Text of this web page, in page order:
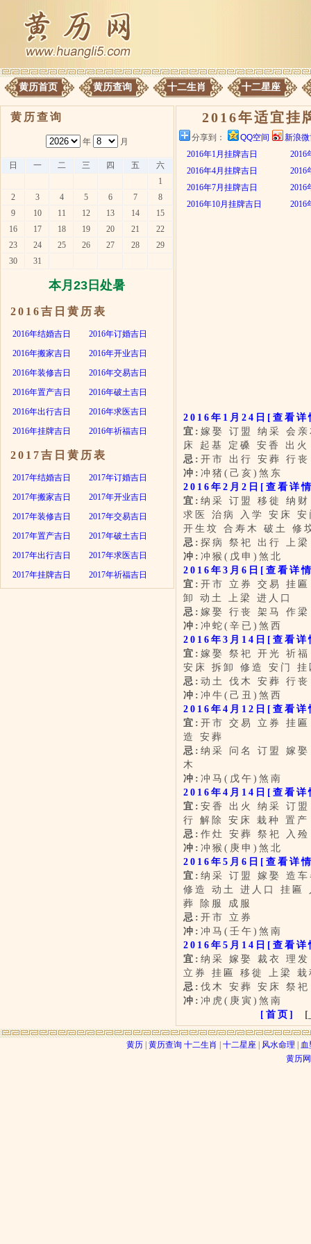
黄历首页 黄历查询 十二生肖 十二星座
黄历查询
年 月
日 一 二 三 四 五
六
1
2
3 4 5 6 7
8
9
10 11 12 13 14
15
16
17 18 19 20 21
22
23
24 25 26 27 28
29
30
31
本月23日处暑
2016吉日黄历表
2016年结婚吉日
2016年订婚吉日
2016年搬家吉日
2016年开业吉日
2016年装修吉日
2016年交易吉日
2016年置产吉日
2016年破土吉日
2016年出行吉日
2016年求医吉日
2016年挂牌吉日
2016年祈福吉日
2017吉日黄历表
2017年结婚吉日
2017年订婚吉日
2017年搬家吉日
2017年开业吉日
2017年装修吉日
2017年交易吉日
2017年置产吉日
2017年破土吉日
2017年出行吉日
2017年求医吉日
2017年挂牌吉日
2017年祈福吉日
2016年适宜挂
分享到： QQ空间
新浪
2016年1月挂牌吉日
2016
2016年4月挂牌吉日
2016
2016年7月挂牌吉日
2016
2016年10月挂牌吉日
2016
2016年1月24日 [查看
宜: 嫁娶 订盟 纳采 会
床 起基 定磉 安香 出
忌: 开市 出行 安葬 行丧
冲: 冲猪(己亥)煞东
2016年2月2日 [查看详
宜: 纳采 订盟 移徙 纳
求医 治病 入学 安床
开生坟 合寿木 破土 修
忌: 探病 祭祀 出行 上
冲: 冲猴(戊申)煞北
2016年3月6日 [查看详
宜: 开市 立券 交易 挂
卸 动土 上梁 进人口
忌: 嫁娶 行丧 架马 作
冲: 冲蛇(辛已)煞西
2016年3月14日 [查看
宜: 嫁娶 祭祀 开光 祈
安床 拆卸 修造 安门
忌: 动土 伐木 安葬 行丧
冲: 冲牛(己丑)煞西
2016年4月12日 [查看
宜: 开市 交易 立券 挂
造 安葬
忌: 纳采 问名 订盟 嫁
木
冲: 冲马(戊午)煞南
2016年4月14日 [查看
宜: 安香 出火 纳采 订
行 解除 安床 栽种 置
忌: 作灶 安葬 祭祀 入殓
冲: 冲猴(庚申)煞北
2016年5月6日 [查看详
宜: 纳采 订盟 嫁娶 造
修造 动土 进人口 挂匾
葬 除服 成服
忌: 开市 立券
冲: 冲马(壬午)煞南
2016年5月14日 [查看
宜: 纳采 嫁娶 裁衣 理
立券 挂匾 移徙 上梁
忌: 伐木 安葬 安床 祭
冲: 冲虎(庚寅)煞南
[首页]
黄历 黄历查询 十二生肖 十二星座 风水命理
血
黄历网